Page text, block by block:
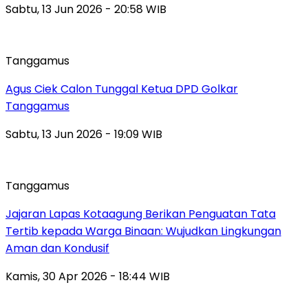
Sabtu, 13 Jun 2026 - 20:58 WIB
Tanggamus
Agus Ciek Calon Tunggal Ketua DPD Golkar
Tanggamus
Sabtu, 13 Jun 2026 - 19:09 WIB
Tanggamus
Jajaran Lapas Kotaagung Berikan Penguatan Tata
Tertib kepada Warga Binaan: Wujudkan Lingkungan
Aman dan Kondusif
Kamis, 30 Apr 2026 - 18:44 WIB